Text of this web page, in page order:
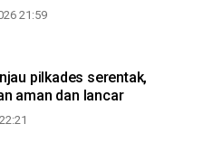
21:59
pilkades serentak,
aman dan lancar